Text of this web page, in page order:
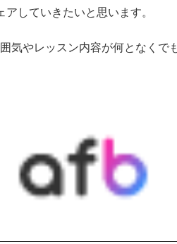
していきたいと思います。
気やレッスン内容が何となくで